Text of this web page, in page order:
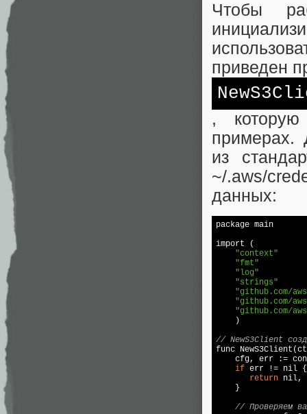
Чтобы
приведен
,
примерах.
из
~/.aws/
данных:
package main
import (
"context"
"fmt"
"log"
"strings"
"github.com/
"github.com/
"github.com/
    )
// NewS3Client
func
cfg, err :=
if err != nil
return nil,
    }
// Проверяем